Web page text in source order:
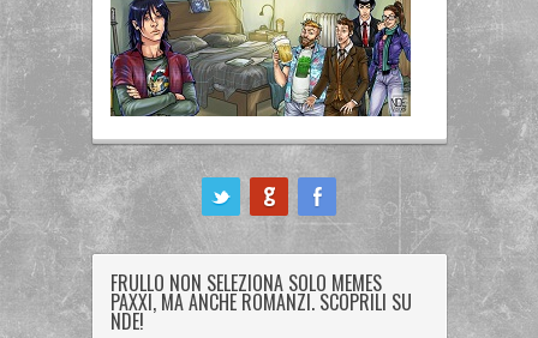
FRULLO NON SELEZIONA SOLO MEMES
PAXXI, MA ANCHE ROMANZI. SCOPRILI SU
NDE!